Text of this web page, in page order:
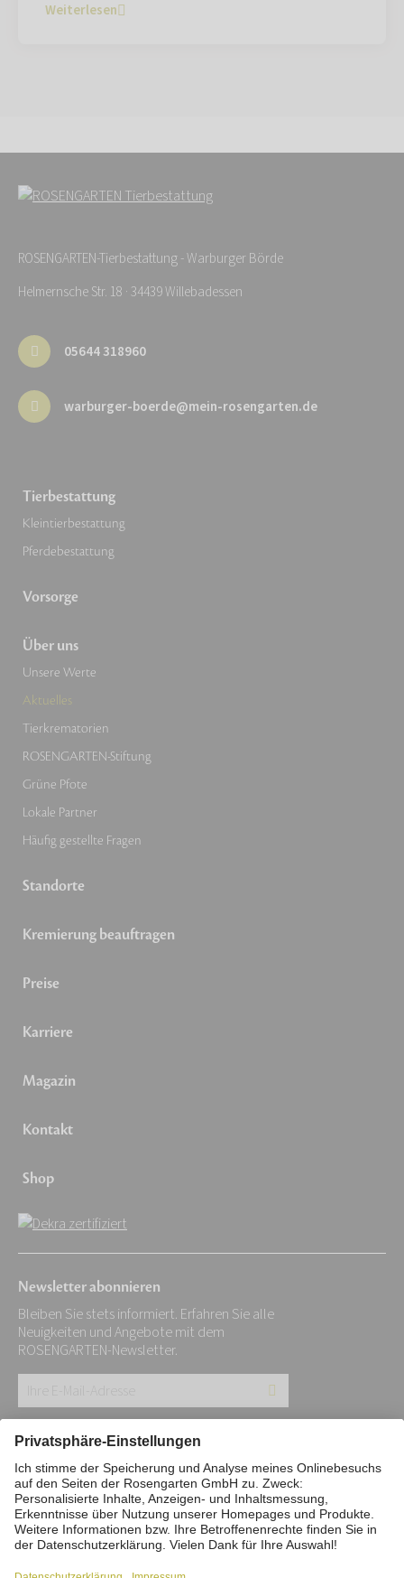
Weiterlesen
ROSENGARTEN-Tierbestattung - Warburger Börde
Helmernsche Str. 18 · 34439 Willebadessen
05644 318960
warburger-boerde@mein-rosengarten.de
Tierbestattung
Kleintierbestattung
Pferdebestattung
Vorsorge
Über uns
Unsere Werte
Aktuelles
Tierkrematorien
ROSENGARTEN-Stiftung
Grüne Pfote
Lokale Partner
Häufig gestellte Fragen
Standorte
Kremierung beauftragen
Preise
Karriere
Magazin
Kontakt
Shop
Newsletter abonnieren
Bleiben Sie stets informiert. Erfahren Sie alle
Neuigkeiten und Angebote mit dem
ROSENGARTEN-Newsletter.
E-
Mail-
Adresse:
*
Impressum Datenschutz
Stiftung
Interne Meldestelle
Zahlungsmittel
Barrierefreiheitserklärung
Vertrag widerrufen